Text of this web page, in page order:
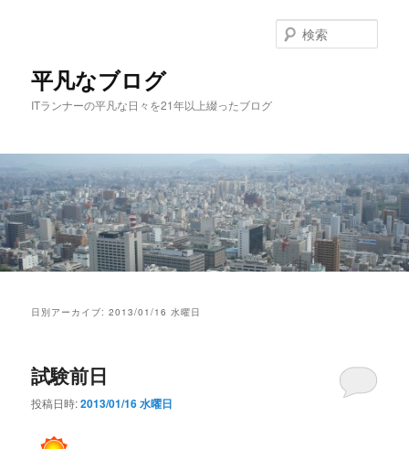
移
動
動
平凡なブログ
ITランナーの平凡な日々を21年以上綴ったブログ
索
日別アーカイブ:2013/01/16 水曜日
試験前日
投稿日時:2013/01/16 水曜日